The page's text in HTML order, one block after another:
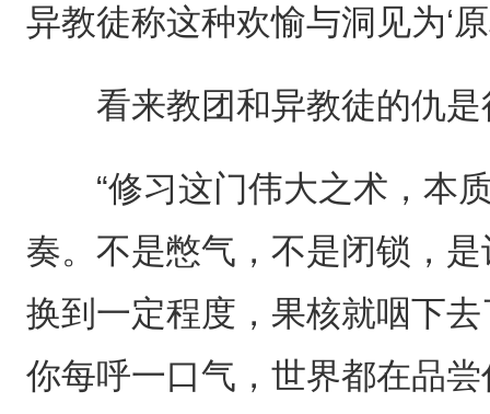
异教徒称这种欢愉与洞见为‘原
看来教团和异教徒的仇是
“修习这门伟大之术，本质
奏。不是憋气，不是闭锁，
换到一定程度，果核就咽下
你每呼一口气，世界都在品尝